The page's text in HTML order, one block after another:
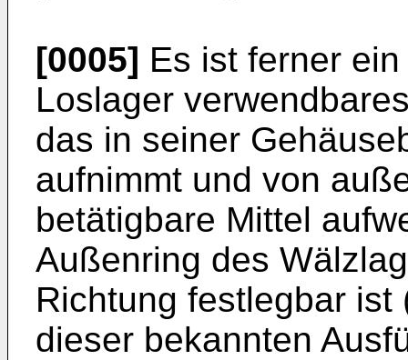
[0005] Es ist ferner
Loslager
das in seiner
aufnimmt und von
betätigbare Mittel
Außenring des
Richtung festlegbar
dieser bekannten